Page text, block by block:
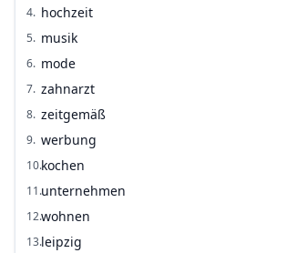
4. hochzeit
5. musik
6. mode
7. zahnarzt
8. zeitgemäß
9. werbung
10.kochen
11.unternehmen
12.wohnen
13.leipzig